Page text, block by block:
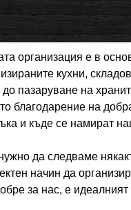
организация е в
кухни,
пазаруване на
благодарение на
и къде се намират
да следваме
начин да
за нас, е идеалният